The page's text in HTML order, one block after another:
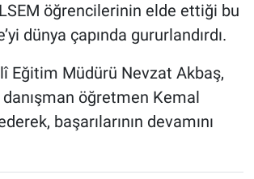
öğrencilerinin elde ettiği bu
dünya çapında gururlandırdı.
Eğitim Müdürü Nevzat Akbaş,
öğretmen Kemal
başarılarının devamını